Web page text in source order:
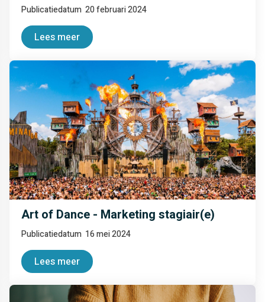
Publicatiedatum 20 februari 2024
Lees meer
Art of Dance - Marketing stagiair(e)
Publicatiedatum 16 mei 2024
Lees meer